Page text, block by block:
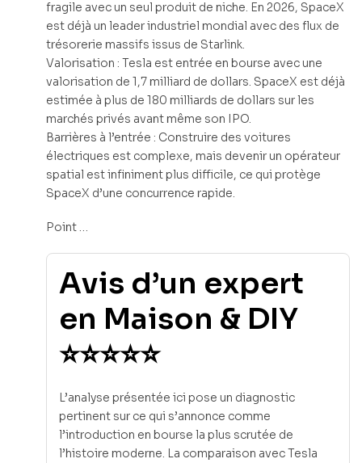
fragile avec un seul produit de niche. En 2026, SpaceX
est déjà un leader industriel mondial avec des flux de
trésorerie massifs issus de Starlink.
Valorisation : Tesla est entrée en bourse avec une
valorisation de 1,7 milliard de dollars. SpaceX est déjà
estimée à plus de 180 milliards de dollars sur les
marchés privés avant même son IPO.
Barrières à l’entrée : Construire des voitures
électriques est complexe, mais devenir un opérateur
spatial est infiniment plus difficile, ce qui protège
SpaceX d’une concurrence rapide.
Point …
Avis d’un expert
en Maison & DIY
⭐⭐⭐⭐⭐
L’analyse présentée ici pose un diagnostic
pertinent sur ce qui s’annonce comme
l’introduction en bourse la plus scrutée de
l’histoire moderne. La comparaison avec Tesla